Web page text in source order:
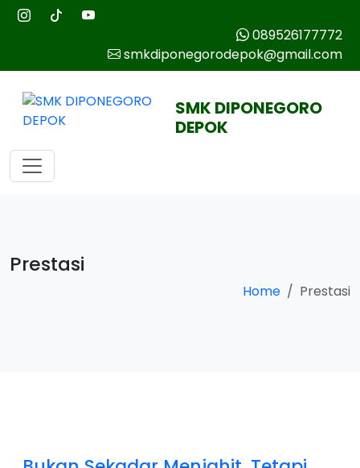
089526177772
smkdiponegorodepok@gmail.com
SMK DIPONEGORO
DEPOK
Prestasi
Home Prestasi